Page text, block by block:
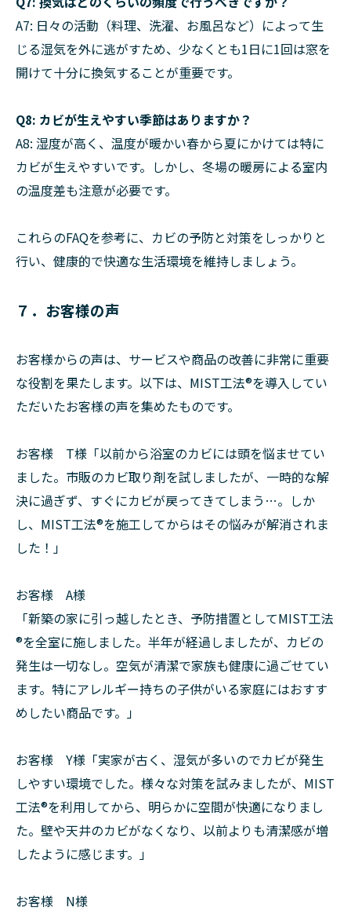
A7: 日々の活動（料理、洗濯、お風呂など）によって生
じる湿気を外に逃がすため、少なくとも1日に1回は窓を
開けて十分に換気することが重要です。
Q8: カビが生えやすい季節はありますか？
A8: 湿度が高く、温度が暖かい春から夏にかけては特に
カビが生えやすいです。しかし、冬場の暖房による室内
の温度差も注意が必要です。
これらのFAQを参考に、カビの予防と対策をしっかりと
行い、健康的で快適な生活環境を維持しましょう。
７．お客様の声
お客様からの声は、サービスや商品の改善に非常に重要
な役割を果たします。以下は、MIST工法®を導入してい
ただいたお客様の声を集めたものです。
お客様 T様「以前から浴室のカビには頭を悩ませてい
ました。市販のカビ取り剤を試しましたが、一時的な解
決に過ぎず、すぐにカビが戻ってきてしまう…。しか
し、MIST工法®を施工してからはその悩みが解消されま
した！」
お客様 A様
「新築の家に引っ越したとき、予防措置としてMIST工法
®を全室に施しました。半年が経過しましたが、カビの
発生は一切なし。空気が清潔で家族も健康に過ごせてい
ます。特にアレルギー持ちの子供がいる家庭にはおすす
めしたい商品です。」
お客様 Y様「実家が古く、湿気が多いのでカビが発生
しやすい環境でした。様々な対策を試みましたが、MIST
工法®を利用してから、明らかに空間が快適になりまし
た。壁や天井のカビがなくなり、以前よりも清潔感が増
したように感じます。」
お客様 N様